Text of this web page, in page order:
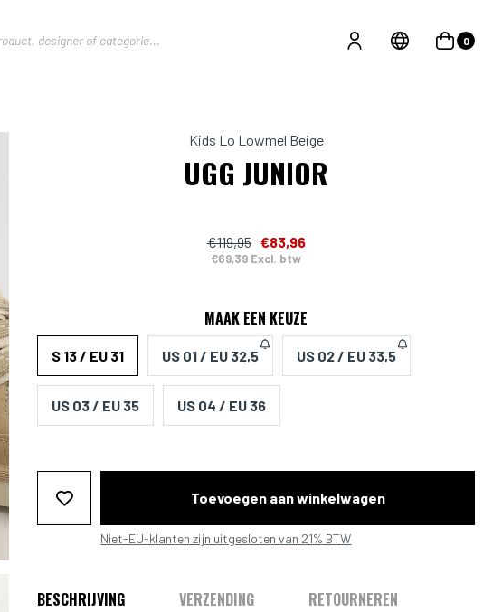
0
Kids Lo Lowmel Beige
UGG JUNIOR
€119,95 €83,96
€69,39 Excl. btw
MAAK EEN KEUZE
S 13 / EU 31 US 01 / EU 32,5 US 02 / EU 33,5
US 03 / EU 35 US 04 / EU 36
Toevoegen aan winkelwagen
Niet-EU-klanten zijn uitgesloten van 21% BTW
BESCHRIJVING VERZENDING RETOURNEREN